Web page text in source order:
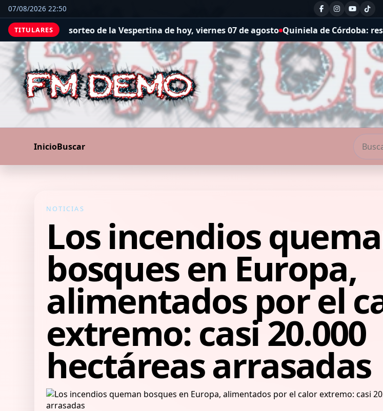
07/08/2026 22:50
TITULARES
la Vespertina de hoy, viernes 07 de agosto Quiniela de Córdoba: resultado del sorteo de la
InicioBuscar
NOTICIAS
Los incendios
bosques en Europa,
alimentados por el
extremo: casi 20.000
hectáreas arrasadas